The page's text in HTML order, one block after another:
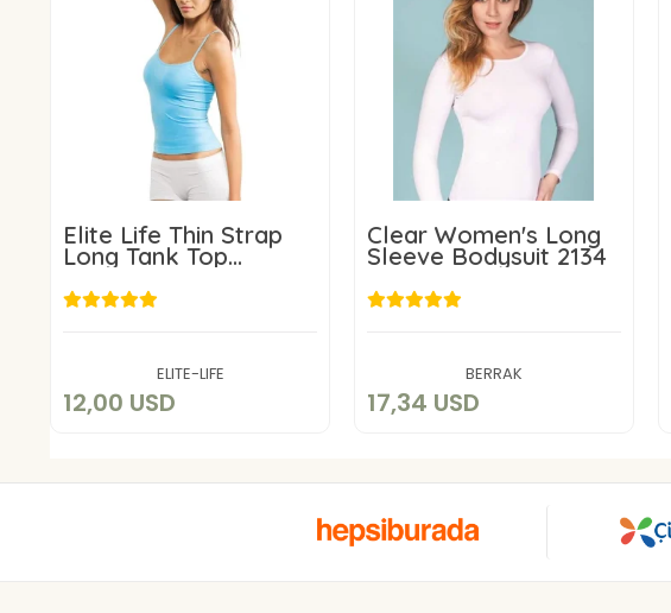
Elite Life Thin Strap
Long Tank Top
847XXL-3X
ELITE-LIFE
12,00 USD
Add to cart
Clear Women's Long
Sleeve Bodysuit 2134
BERRAK
17,34 USD
Add to cart